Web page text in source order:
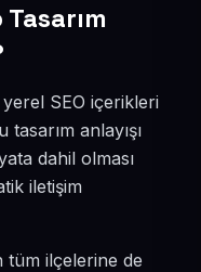
SEO içerikleri
anlayışı
dahil olması
iletişim
tüm ilçelerine de